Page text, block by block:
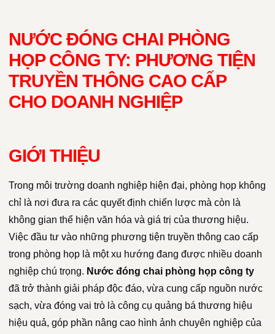
NƯỚC ĐÓNG CHAI PHÒNG
HỌP CÔNG TY: PHƯƠNG TIỆN
TRUYỀN THÔNG CAO CẤP
CHO DOANH NGHIỆP
GIỚI THIỆU
Trong môi trường doanh nghiệp hiện đại, phòng họp không
chỉ là nơi đưa ra các quyết định chiến lược mà còn là
không gian thể hiện văn hóa và giá trị của thương hiệu.
Việc đầu tư vào những phương tiện truyền thông cao cấp
trong phòng họp là một xu hướng đang được nhiều doanh
nghiệp chú trọng. Nước đóng chai phòng họp công ty
đã trở thành giải pháp độc đáo, vừa cung cấp nguồn nước
sạch, vừa đóng vai trò là công cụ quảng bá thương hiệu
hiệu quả, góp phần nâng cao hình ảnh chuyên nghiệp của